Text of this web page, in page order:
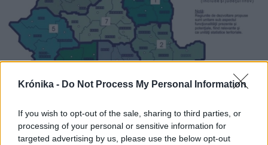
Krónika - Do Not Process My Personal Information
If you wish to opt-out of the sale, sharing to third parties, or
processing of your personal or sensitive information for
targeted advertising by us, please use the below opt-out
2025. február 12., szerda